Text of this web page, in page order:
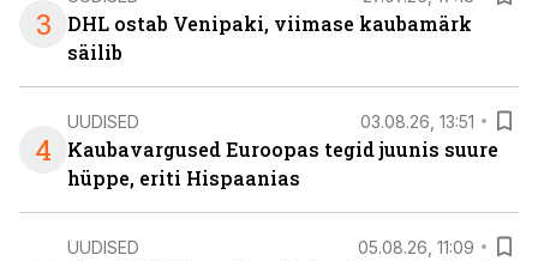
3
DHL ostab Venipaki, viimase kaubamärk
säilib
4
UUDISED 03.08.26, 13:51
Kaubavargused Euroopas tegid juunis suure
hüppe, eriti Hispaanias
UUDISED 05.08.26, 11:09